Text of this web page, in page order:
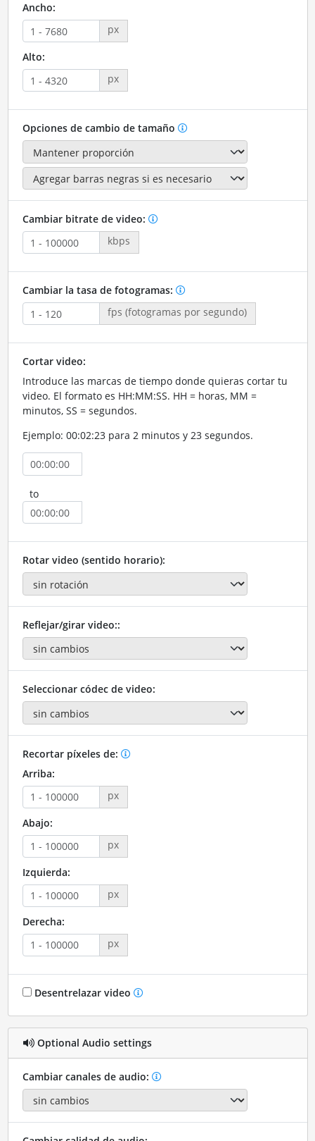
Ancho:
px
Alto:
px
Opciones de cambio de tamaño
Cambiar bitrate de video:
kbps
Cambiar la tasa de fotogramas:
fps (fotogramas por segundo)
Cortar video:
Introduce las marcas de tiempo donde quieras cortar tu
video. El formato es HH:MM:SS. HH = horas, MM =
minutos, SS = segundos.
Ejemplo: 00:02:23 para 2 minutos y 23 segundos.
to
Rotar video (sentido horario):
Reflejar/girar video::
Seleccionar códec de video:
Recortar píxeles de:
Arriba:
px
Abajo:
px
Izquierda:
px
Derecha:
px
Desentrelazar video
Optional Audio settings
Cambiar canales de audio: